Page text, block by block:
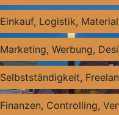
Einkauf, Logistik,
Marketing, Werbung,
Selbstständigkeit,
Finanzen, Controlling,